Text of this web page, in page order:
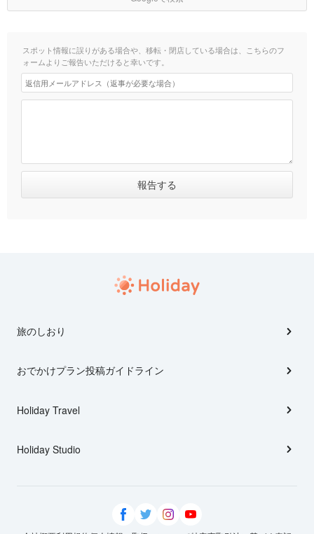
スポット情報に誤りがある場合や、移転・閉店している場合は、こちらのフ
ォームよりご報告いただけると幸いです。
旅のしおり
おでかけプラン投稿ガイドライン
Holiday Travel
Holiday Studio